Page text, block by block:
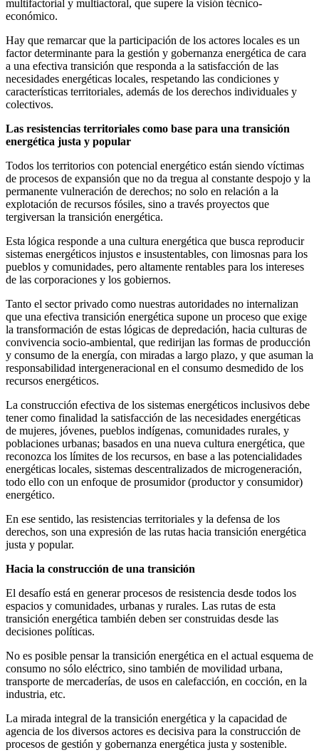
multifactorial y multiactoral, que supere la visión técnico-
económico.
Hay que remarcar que la participación de los actores locales es un
factor determinante para la gestión y gobernanza energética de cara
a una efectiva transición que responda a la satisfacción de las
necesidades energéticas locales, respetando las condiciones y
características territoriales, además de los derechos individuales y
colectivos.
Las resistencias territoriales como base para una transición
energética justa y popular
Todos los territorios con potencial energético están siendo víctimas
de procesos de expansión que no da tregua al constante despojo y la
permanente vulneración de derechos; no solo en relación a la
explotación de recursos fósiles, sino a través proyectos que
tergiversan la transición energética.
Esta lógica responde a una cultura energética que busca reproducir
sistemas energéticos injustos e insustentables, con limosnas para los
pueblos y comunidades, pero altamente rentables para los intereses
de las corporaciones y los gobiernos.
Tanto el sector privado como nuestras autoridades no internalizan
que una efectiva transición energética supone un proceso que exige
la transformación de estas lógicas de depredación, hacia culturas de
convivencia socio-ambiental, que redirijan las formas de producción
y consumo de la energía, con miradas a largo plazo, y que asuman la
responsabilidad intergeneracional en el consumo desmedido de los
recursos energéticos.
La construcción efectiva de los sistemas energéticos inclusivos debe
tener como finalidad la satisfacción de las necesidades energéticas
de mujeres, jóvenes, pueblos indígenas, comunidades rurales, y
poblaciones urbanas; basados en una nueva cultura energética, que
reconozca los límites de los recursos, en base a las potencialidades
energéticas locales, sistemas descentralizados de microgeneración,
todo ello con un enfoque de prosumidor (productor y consumidor)
energético.
En ese sentido, las resistencias territoriales y la defensa de los
derechos, son una expresión de las rutas hacia transición energética
justa y popular.
Hacia la construcción de una transición
El desafío está en generar procesos de resistencia desde todos los
espacios y comunidades, urbanas y rurales. Las rutas de esta
transición energética también deben ser construidas desde las
decisiones políticas.
No es posible pensar la transición energética en el actual esquema de
consumo no sólo eléctrico, sino también de movilidad urbana,
transporte de mercaderías, de usos en calefacción, en cocción, en la
industria, etc.
La mirada integral de la transición energética y la capacidad de
agencia de los diversos actores es decisiva para la construcción de
procesos de gestión y gobernanza energética justa y sostenible.